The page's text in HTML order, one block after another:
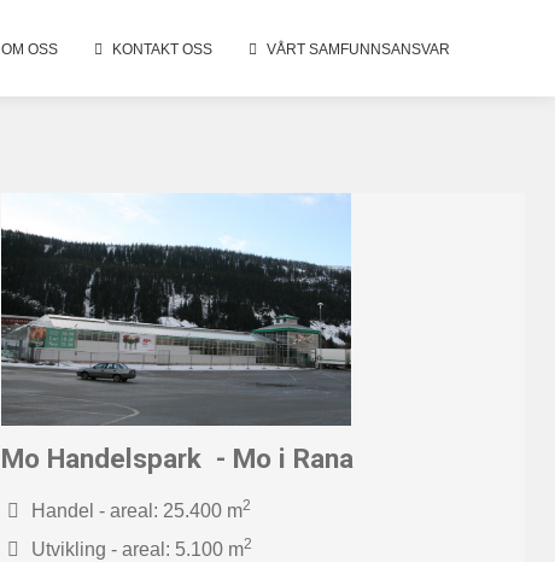
OM OSS KONTAKT OSS VÅRT SAMFUNNSANSVAR
Mo Handelspark - Mo i Rana
Handel - areal: 25.400 m2
Utvikling - areal: 5.100 m2